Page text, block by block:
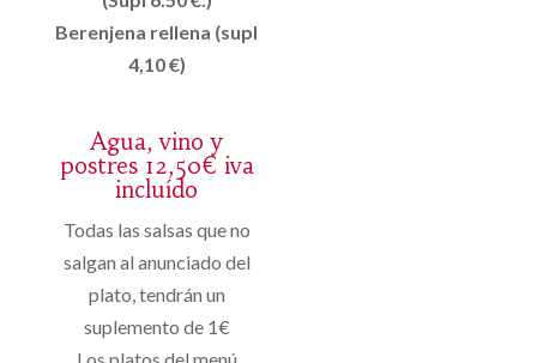
Berenjena rellena (supl
4,10 €)
Agua, vino y
postres 12,50€ iva
incluído
Todas las salsas que no
salgan al anunciado del
plato, tendrán un
suplemento de 1€